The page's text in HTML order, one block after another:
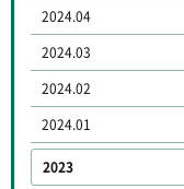
2024.04
2024.03
2024.02
2024.01
2023